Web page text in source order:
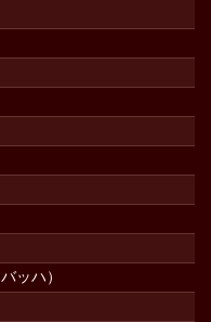
ッハ）